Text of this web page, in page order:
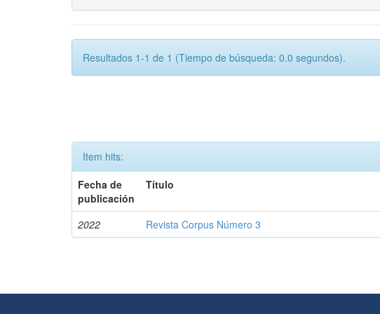
Resultados 1-1 de 1 (Tiempo de búsqueda: 0.0 segundos).
Item hits:
Fecha de
publicación
Título
2022 Revista Corpus Número 3